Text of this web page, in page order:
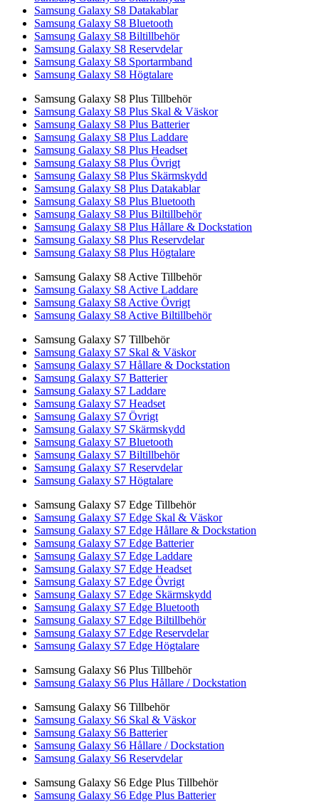
Samsung Galaxy S8 Datakablar
Samsung Galaxy S8 Bluetooth
Samsung Galaxy S8 Biltillbehör
Samsung Galaxy S8 Reservdelar
Samsung Galaxy S8 Sportarmband
Samsung Galaxy S8 Högtalare
Samsung Galaxy S8 Plus Tillbehör
Samsung Galaxy S8 Plus Skal & Väskor
Samsung Galaxy S8 Plus Batterier
Samsung Galaxy S8 Plus Laddare
Samsung Galaxy S8 Plus Headset
Samsung Galaxy S8 Plus Övrigt
Samsung Galaxy S8 Plus Skärmskydd
Samsung Galaxy S8 Plus Datakablar
Samsung Galaxy S8 Plus Bluetooth
Samsung Galaxy S8 Plus Biltillbehör
Samsung Galaxy S8 Plus Hållare & Dockstation
Samsung Galaxy S8 Plus Reservdelar
Samsung Galaxy S8 Plus Högtalare
Samsung Galaxy S8 Active Tillbehör
Samsung Galaxy S8 Active Laddare
Samsung Galaxy S8 Active Övrigt
Samsung Galaxy S8 Active Biltillbehör
Samsung Galaxy S7 Tillbehör
Samsung Galaxy S7 Skal & Väskor
Samsung Galaxy S7 Hållare & Dockstation
Samsung Galaxy S7 Batterier
Samsung Galaxy S7 Laddare
Samsung Galaxy S7 Headset
Samsung Galaxy S7 Övrigt
Samsung Galaxy S7 Skärmskydd
Samsung Galaxy S7 Bluetooth
Samsung Galaxy S7 Biltillbehör
Samsung Galaxy S7 Reservdelar
Samsung Galaxy S7 Högtalare
Samsung Galaxy S7 Edge Tillbehör
Samsung Galaxy S7 Edge Skal & Väskor
Samsung Galaxy S7 Edge Hållare & Dockstation
Samsung Galaxy S7 Edge Batterier
Samsung Galaxy S7 Edge Laddare
Samsung Galaxy S7 Edge Headset
Samsung Galaxy S7 Edge Övrigt
Samsung Galaxy S7 Edge Skärmskydd
Samsung Galaxy S7 Edge Bluetooth
Samsung Galaxy S7 Edge Biltillbehör
Samsung Galaxy S7 Edge Reservdelar
Samsung Galaxy S7 Edge Högtalare
Samsung Galaxy S6 Plus Tillbehör
Samsung Galaxy S6 Plus Hållare / Dockstation
Samsung Galaxy S6 Tillbehör
Samsung Galaxy S6 Skal & Väskor
Samsung Galaxy S6 Batterier
Samsung Galaxy S6 Hållare / Dockstation
Samsung Galaxy S6 Reservdelar
Samsung Galaxy S6 Edge Plus Tillbehör
Samsung Galaxy S6 Edge Plus Batterier